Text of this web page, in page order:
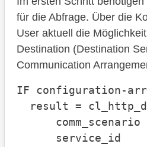
für die Abfrage. Über die
User aktuell die
Destination (Destination
Communication
IF configuration-
result =
comm_scenario
service_id     =